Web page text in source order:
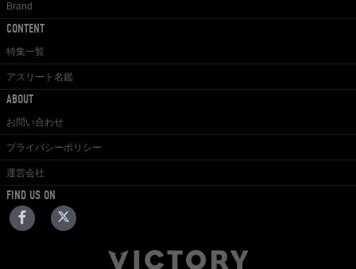
Brand
CONTENT
特集一覧
アスリート名鑑
ABOUT
お問い合わせ
プライバシーポリシー
運営会社
FIND US ON